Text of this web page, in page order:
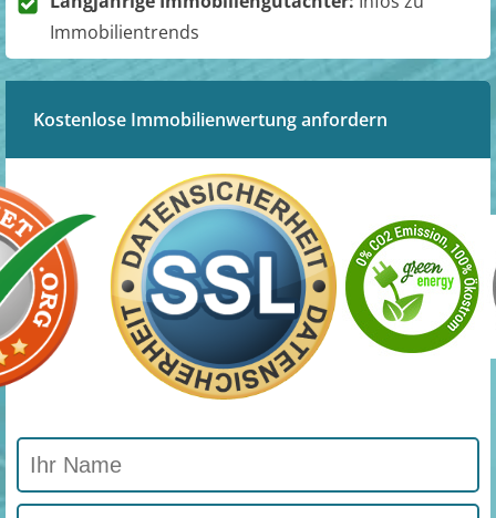
Immobilientrends
Kostenlose Immobilienwertung anfordern